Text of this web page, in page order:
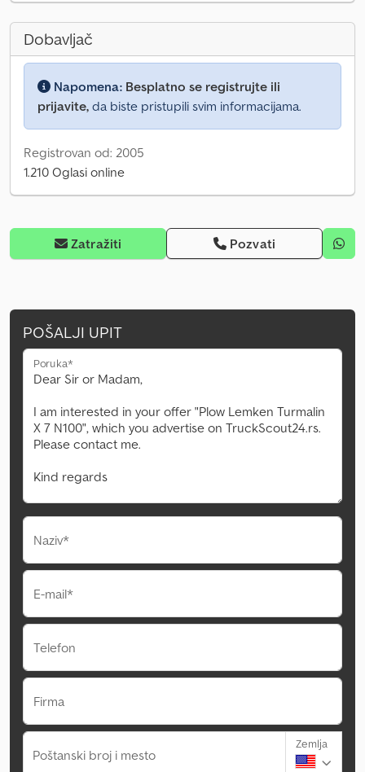
Dobavljač
Napomena: Besplatno se registrujte ili
prijavite, da biste pristupili svim informacijama.
Registrovan od: 2005
1.210 Oglasi online
Zatražiti Pozvati
POŠALJI UPIT
Poruka*
Naziv*
E-mail*
Telefon
Firma
Poštanski broj i mesto
Zemlja